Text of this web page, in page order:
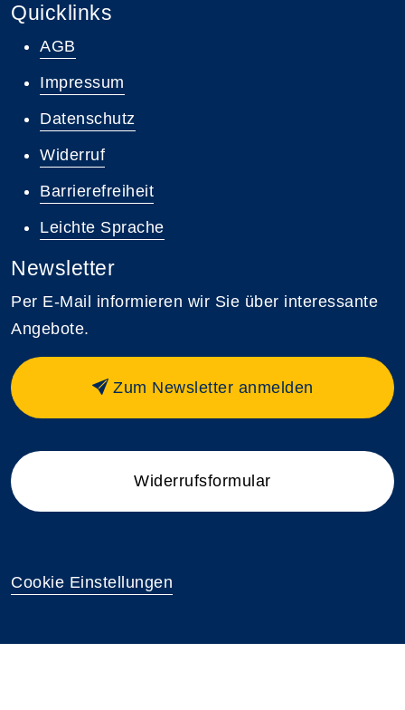
Quicklinks
AGB
Impressum
Datenschutz
Widerruf
Barrierefreiheit
Leichte Sprache
Newsletter
Per E-Mail informieren wir Sie über interessante
Angebote.
Zum Newsletter anmelden
Widerrufsformular
Cookie Einstellungen